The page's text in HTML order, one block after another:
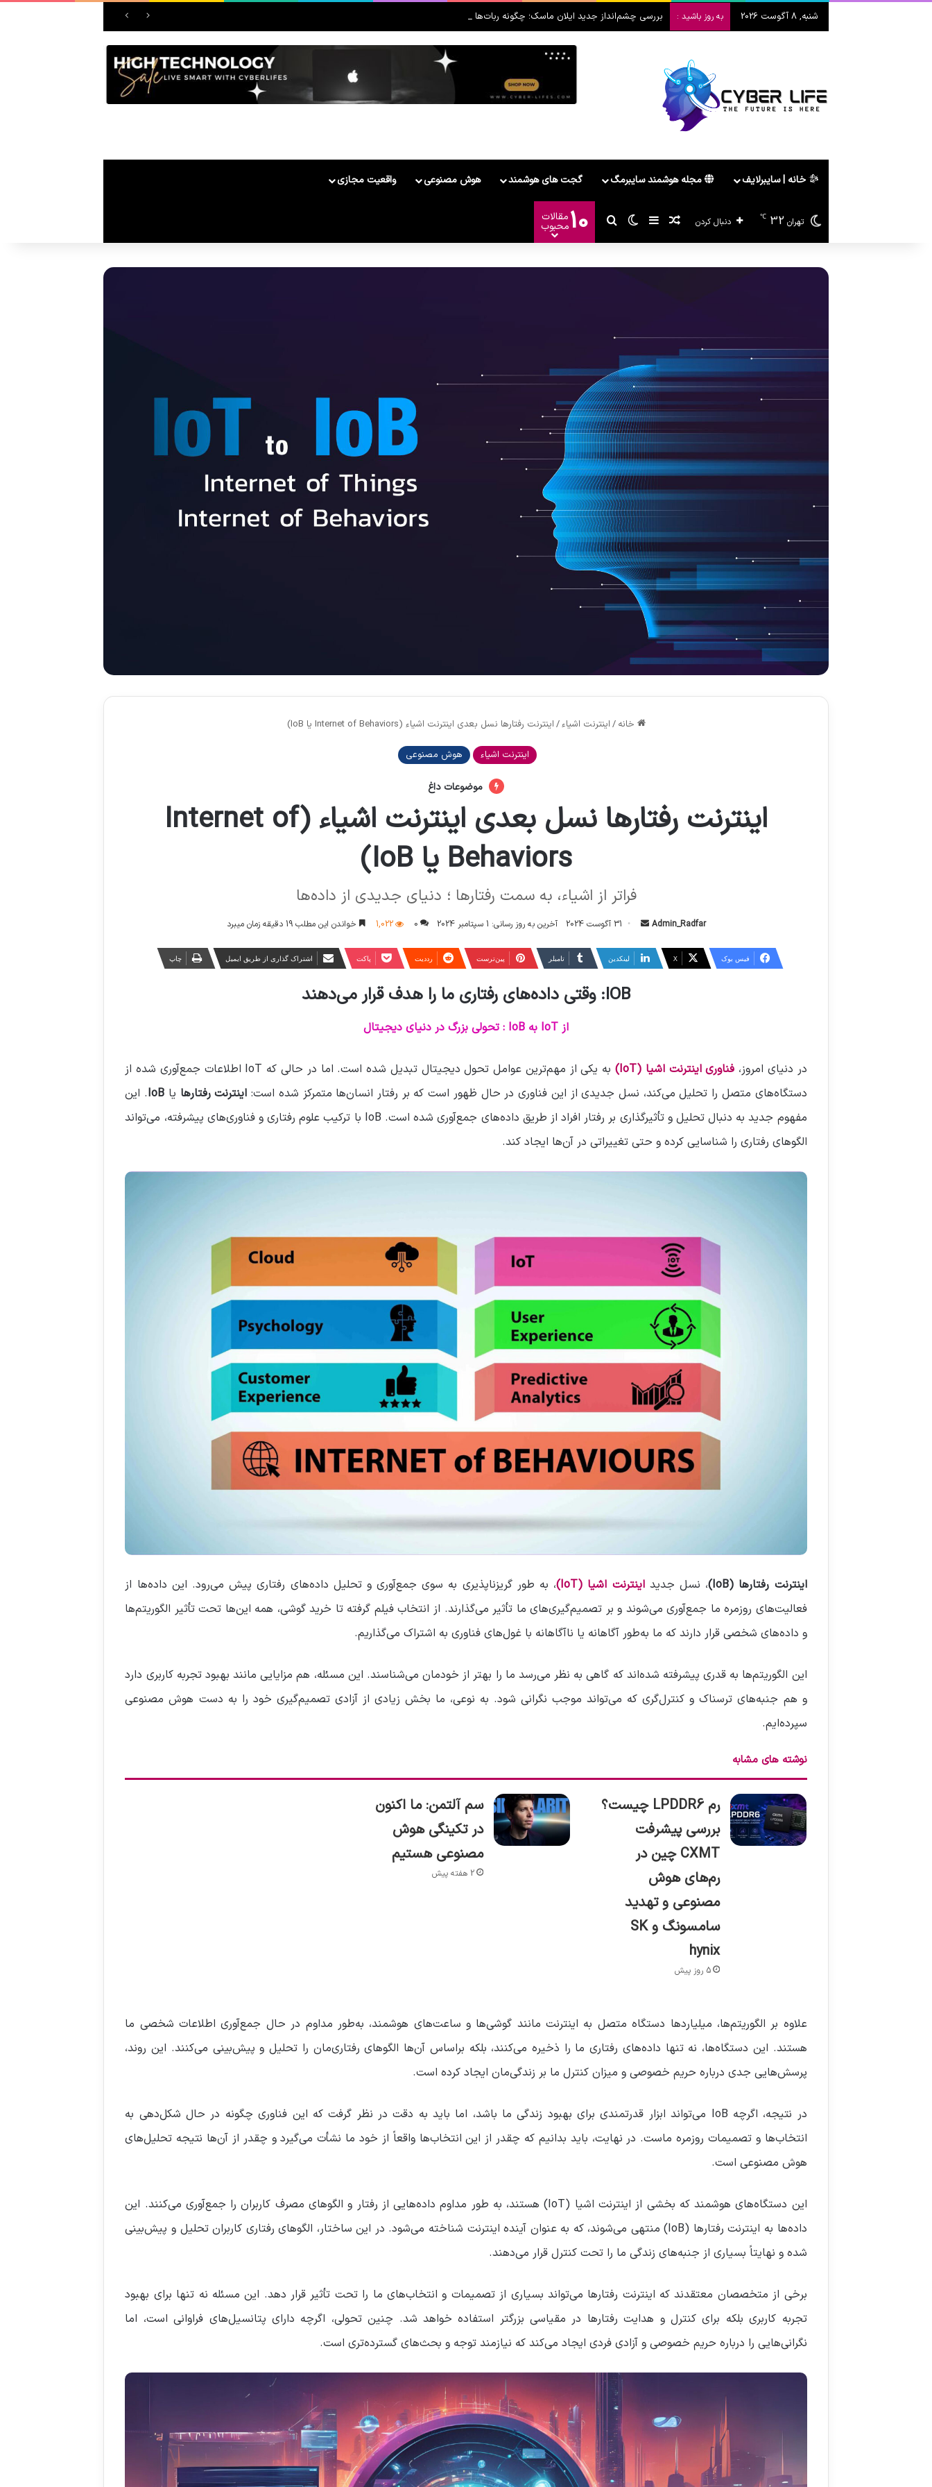
شنبه, 8 آگوست 2026 به روز باشید : بررسی چشم‌انداز جدید ایلان ماسک؛ چگونه ربات‌ها و استارشیپ، ماه را به قطب صنعتی فضا تبدیل می‌کنند؟
خانه | سایبرلایف مجله هوشمند سایبرمگ گجت های هوشمند هوش مصنوعی واقعیت مجازی
تهران 32
℃ دنبال کردن پیشنهاد هوشمند
سایدبارتغییر پوسته
جستجو برای
10مقالات
محبوب
خانه / اینترنت اشیاء/ اینترنت رفتارها نسل بعدی اینترنت اشیاء (Internet of Behaviors یا IoB)
اینترنت اشیاء هوش مصنوعی
موضوعات داغ
اینترنت رفتارها نسل بعدی اینترنت اشیاء (Internet of
Behaviors یا IoB)
فراتر از اشیاء، به سمت رفتارها ؛ دنیای جدیدی از داده‌ها
Admin_Radfar
ل
31 آگوست 2024 آخرین به روز رسانی: 1 سپتامبر 2024 0
1,022 خواندن این مطلب 19 دقیقه زمان میبرد
فیس بوک X لینکدین ‫تامبلر ‫پین‌ترست ‫رددیت پاکت اشتراک گذاری از طریق ایمیل چاپ
IOB: وقتی داده‌های رفتاری ما را هدف قرار می‌دهند
از IoT به IoB : تحولی بزرگ در دنیای دیجیتال
در دنیای امروز، فناوری اینترنت اشیا (IoT)
به یکی از مهم‌ترین عوامل تحول دیجیتال تبدیل شده است. اما در حالی که IoT اطلاعات جمع‌آوری شده از
دستگاه‌های متصل را تحلیل می‌کند، نسل جدیدی از این فناوری در حال ظهور است که بر رفتار انسان‌ها متمرکز شده است: اینترنت رفتارها یا IoB. این
مفهوم جدید به دنبال تحلیل و تأثیرگذاری بر رفتار افراد از طریق داده‌های جمع‌آوری شده است. IoB با ترکیب علوم رفتاری و فناوری‌های پیشرفته، می‌تواند
الگوهای رفتاری را شناسایی کرده و حتی تغییراتی در آن‌ها ایجاد کند.
اینترنت رفتارها (IoB) ، نسل جدیداینترنت اشیا (IoT)
، به طور گریزناپذیری به سوی جمع‌آوری و تحلیل داده‌های رفتاری پیش می‌رود. این داده‌ها از
فعالیت‌های روزمره ما جمع‌آوری می‌شوند و بر تصمیم‌گیری‌های ما تأثیر می‌گذارند. از انتخاب فیلم گرفته تا خرید گوشی، همه این‌ها تحت تأثیر الگوریتم‌ها
و داده‌های شخصی قرار دارند که ما به‌طور آگاهانه یا ناآگاهانه با غول‌های فناوری به اشتراک می‌گذاریم.
این الگوریتم‌ها به قدری پیشرفته شده‌اند که گاهی به نظر می‌رسد ما را بهتر از خودمان می‌شناسند. این مسئله، هم مزایایی مانند بهبود تجربه کاربری دارد
و هم جنبه‌های ترسناک و کنترل‌گری که می‌تواند موجب نگرانی شود. به نوعی، ما بخش زیادی از آزادی تصمیم‌گیری خود را به دست هوش مصنوعی
سپرده‌ایم.
نوشته های مشابه
رم LPDDR6 چیست؟
بررسی پیشرفت
CXMT چین در
رم‌های هوش
مصنوعی و تهدید
سامسونگ و SK
hynix
5 روز پیش
سم آلتمن: ما اکنون
در تکینگی هوش
مصنوعی هستیم
2 هفته پیش
علاوه بر الگوریتم‌ها، میلیاردها دستگاه متصل به اینترنت مانند گوشی‌ها و ساعت‌های هوشمند، به‌طور مداوم در حال جمع‌آوری اطلاعات شخصی ما
هستند. این دستگاه‌ها، نه تنها داده‌های رفتاری ما را ذخیره می‌کنند، بلکه براساس آن‌ها الگوهای رفتاری‌مان را تحلیل و پیش‌بینی می‌کنند. این روند،
پرسش‌هایی جدی درباره حریم خصوصی و میزان کنترل ما بر زندگی‌مان ایجاد کرده است.
در نتیجه، اگرچه IoB می‌تواند ابزار قدرتمندی برای بهبود زندگی ما باشد، اما باید به دقت در نظر گرفت که این فناوری چگونه در حال شکل‌دهی به
انتخاب‌ها و تصمیمات روزمره ماست. در نهایت، باید بدانیم که چقدر از این انتخاب‌ها واقعاً از خود ما نشأت می‌گیرد و چقدر از آن‌ها نتیجه تحلیل‌های
هوش مصنوعی است.
این دستگاه‌های هوشمند که بخشی از اینترنت اشیا (IoT) هستند، به طور مداوم داده‌هایی از رفتار و الگوهای مصرف کاربران را جمع‌آوری می‌کنند. این
داده‌ها به اینترنت رفتارها (IoB) منتهی می‌شوند، که به عنوان آینده اینترنت شناخته می‌شود. در این ساختار، الگوهای رفتاری کاربران تحلیل و پیش‌بینی
شده و نهایتاً بسیاری از جنبه‌های زندگی ما را تحت کنترل قرار می‌دهند.
برخی از متخصصان معتقدند که اینترنت رفتارها می‌تواند بسیاری از تصمیمات و انتخاب‌های ما را تحت تأثیر قرار دهد. این مسئله نه تنها برای بهبود
تجربه کاربری بلکه برای کنترل و هدایت رفتارها در مقیاسی بزرگتر استفاده خواهد شد. چنین تحولی، اگرچه دارای پتانسیل‌های فراوانی است، اما
نگرانی‌هایی را درباره حریم خصوصی و آزادی فردی ایجاد می‌کند که نیازمند توجه و بحث‌های گسترده‌تری است.